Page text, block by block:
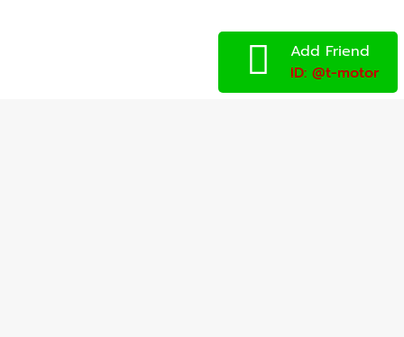
Add Friend
ID: @t-motor